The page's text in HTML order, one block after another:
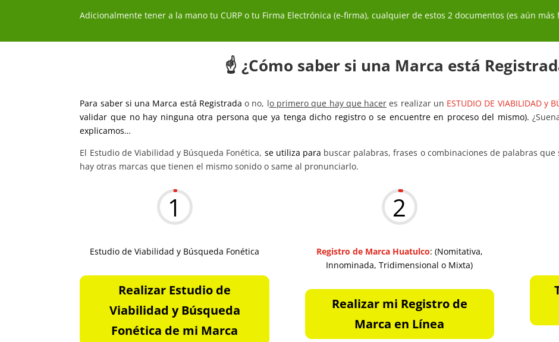
Adicionalmente tener a la mano tu CURP o tu Firma Electrónica (e-firma), cualquier de estos 2 documentos (es aún más
☝️ ¿Cómo saber si una Marca está
Para saber si una Marca está Registrada o no, lo primero que hay que hacer es realizar un ESTUDIO DE VIABILIDAD y
validar que no hay ninguna otra persona que ya tenga dicho registro o se encuentre en proceso del mismo).
explicamos…
El Estudio de Viabilidad y Búsqueda Fonética, se utiliza para buscar palabras, frases o combinaciones de palabras
hay otras marcas que tienen el mismo sonido o same al pronunciarlo.
1
Estudio de Viabilidad y Búsqueda Fonética
Realizar Estudio de
Viabilidad y Búsqueda
Fonética de mi Marca
2
Registro de Marca Huatulco: (Nomitativa,
Innominada, Tridimensional o Mixta)
Realizar mi Registro de
Marca en Línea